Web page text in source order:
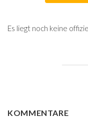
Es liegt noch keine
KOMMENTARE